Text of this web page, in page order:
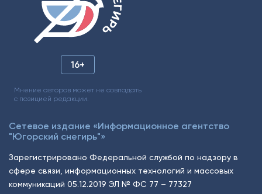
16+
Мнение авторов может не совпадать
с позицией редакции.
Сетевое издание «Информационное агентство
"Югорский снегирь"»
Зарегистрировано Федеральной службой по надзору в
сфере связи, информационных технологий и массовых
коммуникаций 05.12.2019 ЭЛ № ФС 77 – 77327